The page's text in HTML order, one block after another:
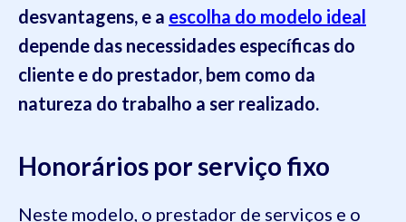
desvantagens, e a escolha do modelo ideal
depende das necessidades específicas do
cliente e do prestador, bem como da
natureza do trabalho a ser realizado.
Honorários por serviço fixo
Neste modelo, o prestador de serviços e o